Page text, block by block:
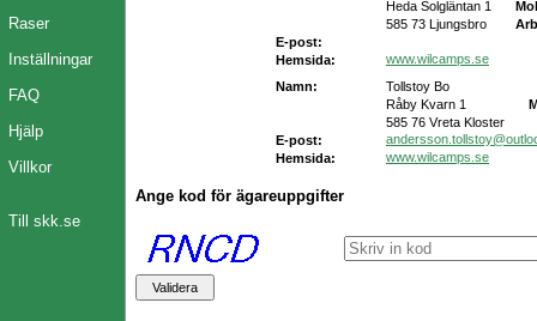
Raser
Inställningar
FAQ
Hjälp
Villkor
Till skk.se
Heda Solgläntan 1
585 73 Ljungsbro
E-post:
Hemsida:
www.wilcamps.se
Namn:
Tollstoy Bo
Råby Kvarn 1
585 76 Vreta Kloster
E-post:
Hemsida:
www.wilcamps.se
Ange kod för ägareuppgifter